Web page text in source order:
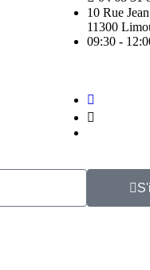
10 Rue
11300
09:30 -